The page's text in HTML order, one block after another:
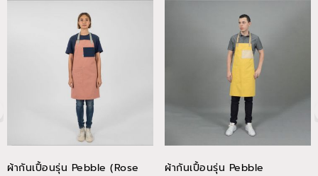
ผ้ากันเปื้อนรุ่น Pebble (Rose
ผ้ากันเปื้อนรุ่น Pebble